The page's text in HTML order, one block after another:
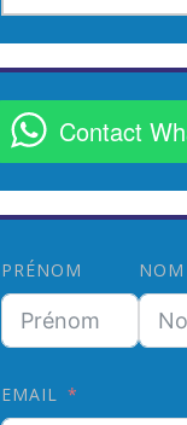
C
H
E
R
Contact
PRÉNOM NOM
EMAIL